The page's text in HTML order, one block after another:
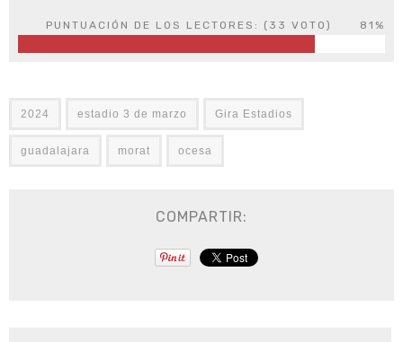
PUNTUACIÓN DE LOS LECTORES: ( 33 VOTO) 81%
2024 estadio 3 de marzo Gira Estadios
guadalajara morat ocesa
COMPARTIR: